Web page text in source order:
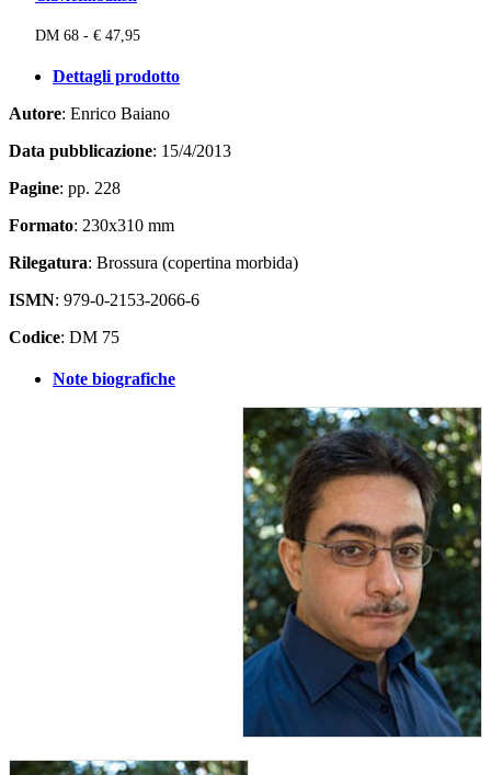
DM 68 - € 47,95
Dettagli prodotto
Autore: Enrico Baiano
Data pubblicazione: 15/4/2013
Pagine: pp. 228
Formato: 230x310 mm
Rilegatura: Brossura (copertina morbida)
ISMN: 979-0-2153-2066-6
Codice: DM 75
Note biografiche